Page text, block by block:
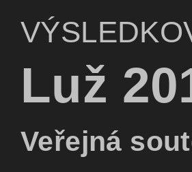
Luž
Veřejná